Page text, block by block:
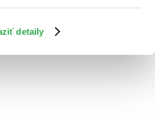
detaily